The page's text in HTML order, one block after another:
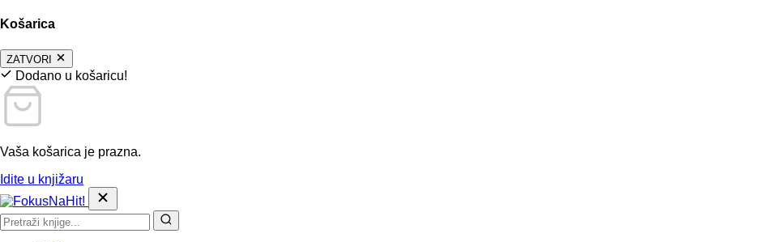
Košarica
ZATVORI
Dodano u košaricu!
Vaša košarica je prazna.
Idite u knjižaru